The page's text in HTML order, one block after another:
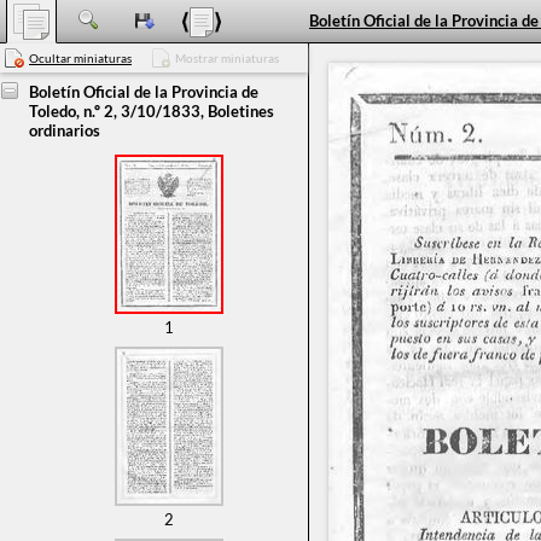
Ocultar miniaturas Mostrar miniaturas
Boletín Oficial de la Provincia de
Toledo, n.º 2, 3/10/1833, Boletines
ordinarios
1
2